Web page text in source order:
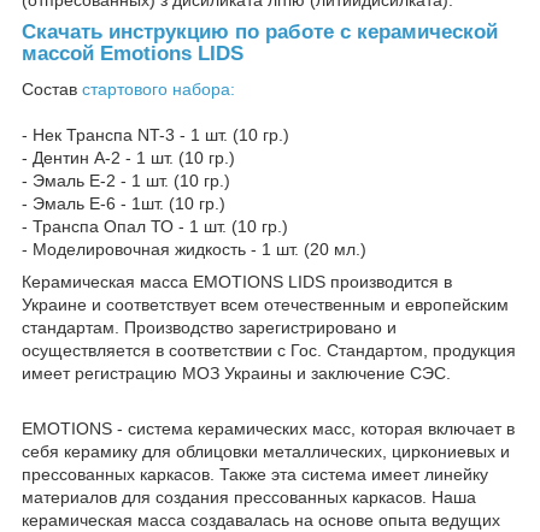
Скачать инструкцию по работе с керамической
массой Emotions LIDS
Состав стартового набора:
- Нек Транспа NT-3 - 1 шт. (10 гр.)
- Дентин A-2 - 1 шт. (10 гр.)
- Эмаль E-2 - 1 шт. (10 гр.)
- Эмаль E-6 - 1шт. (10 гр.)
- Транспа Опал ТО - 1 шт. (10 гр.)
- Моделировочная жидкость - 1 шт. (20 мл.)
Керамическая масса EMOTIONS LIDS производится в
Украине и соответствует всем отечественным и европейским
стандартам. Производство зарегистрировано и
осуществляется в соответствии с Гос. Стандартом, продукция
имеет регистрацию МОЗ Украины и заключение СЭС.
EMOTIONS - система керамических масс, которая включает в
себя керамику для облицовки металлических, циркониевых и
прессованных каркасов. Также эта система имеет линейку
материалов для создания прессованных каркасов. Наша
керамическая масса создавалась на основе опыта ведущих